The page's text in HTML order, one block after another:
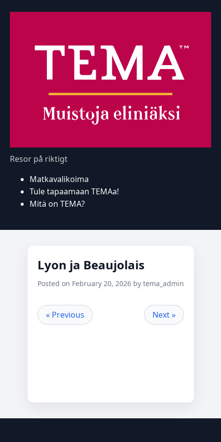
Resor på riktigt
Matkavalikoima
Tule tapaamaan TEMAa!
Mitä on TEMA?
Lyon ja Beaujolais
Posted on February 20, 2026 by tema_admin
« Previous Next »